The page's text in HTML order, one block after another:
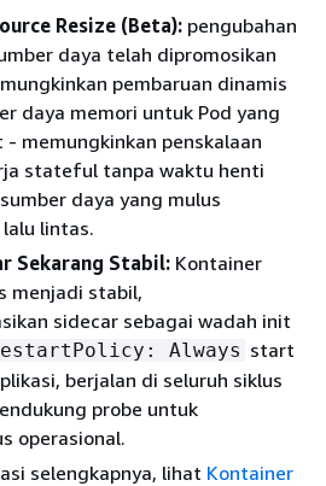
Resize (Beta): pengubahan
daya telah dipromosikan
pembaruan dinamis
daya memori untuk Pod yang
memungkinkan penskalaan
stateful tanpa waktu henti
daya yang mulus
lintas.
Sekarang Stabil: Kontainer
menjadi stabil,
sidecar sebagai wadah init
Always start
berjalan di seluruh siklus
probe untuk
operasional.
selengkapnya, lihat Kontainer